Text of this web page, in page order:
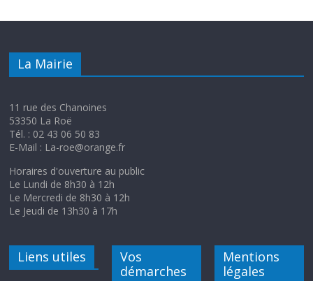
La Mairie
11 rue des Chanoines
53350 La Roë
Tél. : 02 43 06 50 83
E-Mail : La-roe@orange.fr
Horaires d'ouverture au public
Le Lundi de 8h30 à 12h
Le Mercredi de 8h30 à 12h
Le Jeudi de 13h30 à 17h
Liens utiles
Vos
démarches
Mentions
légales